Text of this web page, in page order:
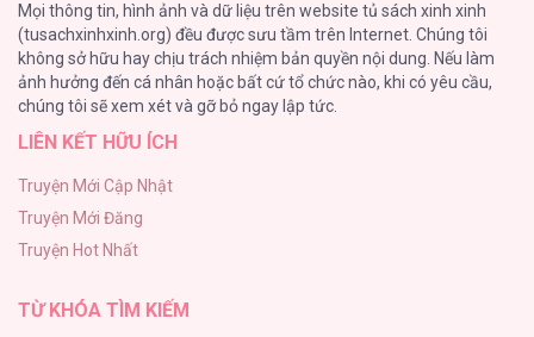
Đàn Anh Dễ Xơi [...] – Chap 11
51
Bí Mật Thanh Xuân
51
Ảo Mộng tình yêu
Con Tim Rung Động
47
Mọi thông tin, hình ảnh và dữ liệu trên website tủ sách xinh xinh
(tusachxinhxinh.org) đều được sưu tầm trên Internet. Chúng tôi
không sở hữu hay chịu trách nhiệm bản quyền nội dung. Nếu làm
ảnh hưởng đến cá nhân hoặc bất cứ tổ chức nào, khi có yêu cầu,
chúng tôi sẽ xem xét và gỡ bỏ ngay lập tức.
LIÊN KẾT HỮU ÍCH
Truyện Mới Cập Nhật
Truyện Mới Đăng
Truyện Hot Nhất
TỪ KHÓA TÌM KIẾM